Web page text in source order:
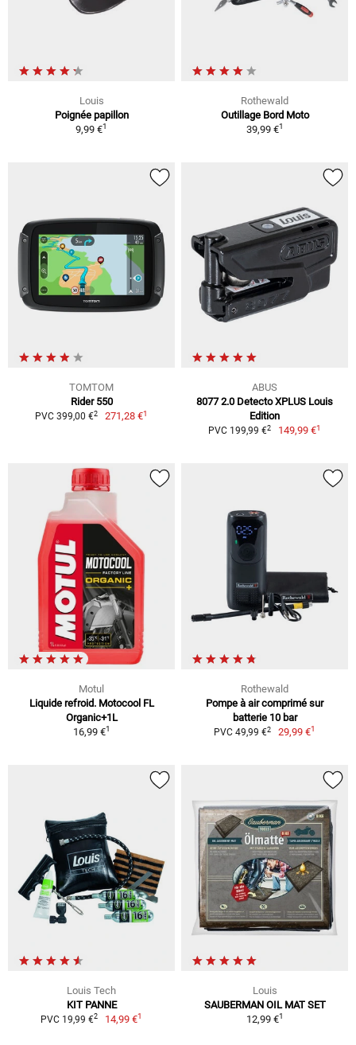
Louis
Poignée papillon
9,99 €1
Rothewald
Outillage Bord Moto
39,99 €1
TOMTOM
Rider 550
PVC 399,00 €2 271,28 €1
ABUS
8077 2.0 Detecto XPLUS Louis
Edition
PVC 199,99 €2 149,99 €1
Motul
Liquide refroid. Motocool FL
Organic+1L
16,99 €1
Rothewald
Pompe à air comprimé sur
batterie 10 bar
PVC 49,99 €2 29,99 €1
Louis Tech
KIT PANNE
PVC 19,99 €2 14,99 €1
Louis
SAUBERMAN OIL MAT SET
12,99 €1